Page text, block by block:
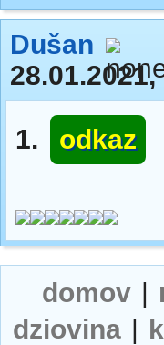
Dušan
28.01.2021,
1. odkaz
domov |
dziovina |